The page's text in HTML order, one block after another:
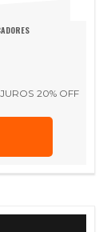
20% OFF